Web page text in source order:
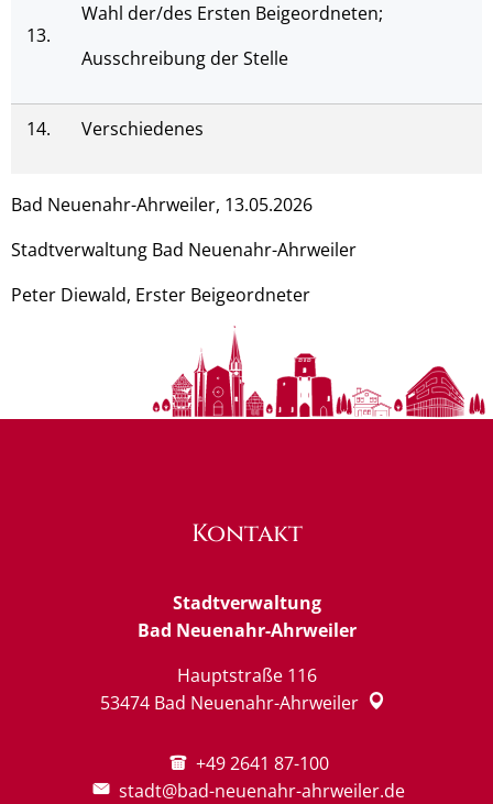
13.
Wahl der/des Ersten Beigeordneten;
Ausschreibung der Stelle
14. Verschiedenes
Bad Neuenahr-Ahrweiler, 13.05.2026
Stadtverwaltung Bad Neuenahr-Ahrweiler
Peter Diewald, Erster Beigeordneter
Kontakt
Stadtverwaltung
Bad Neuenahr-Ahrweiler
Hauptstraße 116
53474 Bad Neuenahr-Ahrweiler
+49 2641 87-100
stadt@bad-neuenahr-ahrweiler.de